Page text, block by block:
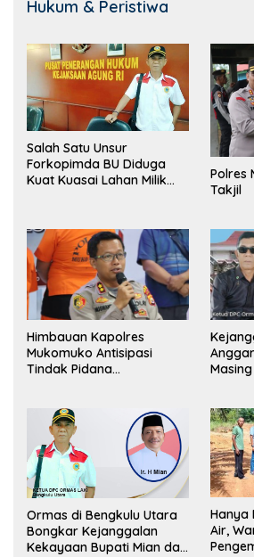
Hukum & Peristiwa
Salah Satu Unsur
Forkopimda BU Diduga
Kuat Kuasai Lahan Milik
Polres
Takjil
Himbauan Kapolres
Mukomuko Antisipasi
Tindak Pidana
Ormas di Bengkulu Utara
Bongkar Kejanggalan
Kekayaan Bupati Mian dan
Hanya
Air,